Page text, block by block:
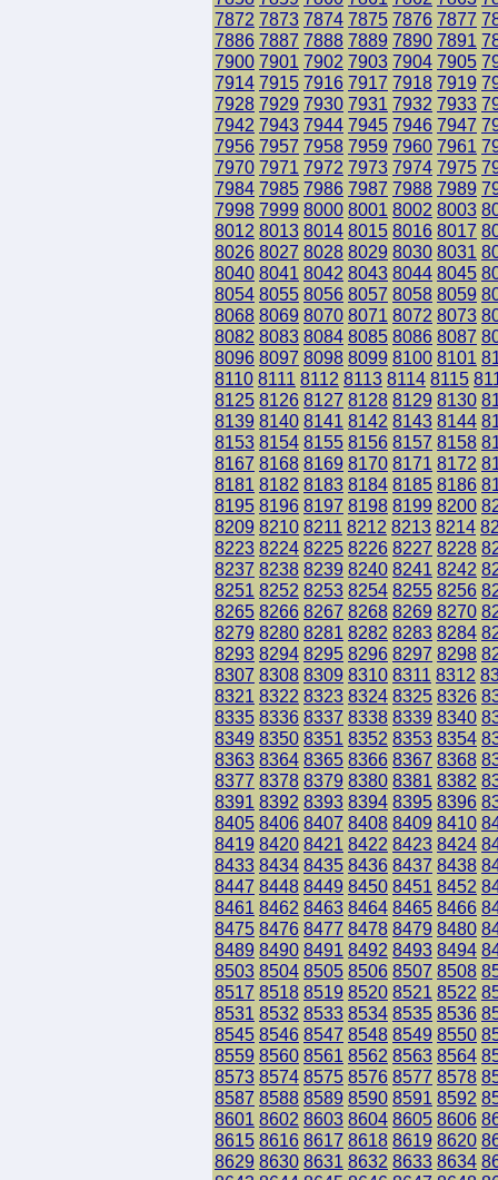
7872 7873 7874 7875 7876 7877
7886 7887 7888 7889 7890 7891
7900 7901 7902 7903 7904 7905
7914 7915 7916 7917 7918 7919
7928 7929 7930 7931 7932 7933
7942 7943 7944 7945 7946 7947
7956 7957 7958 7959 7960 7961
7970 7971 7972 7973 7974 7975
7984 7985 7986 7987 7988 7989
7998 7999 8000 8001 8002 8003
8012 8013 8014 8015 8016 8017
8026 8027 8028 8029 8030 8031
8040 8041 8042 8043 8044 8045
8054 8055 8056 8057 8058 8059
8068 8069 8070 8071 8072 8073
8082 8083 8084 8085 8086 8087
8096 8097 8098 8099 8100 8101
8110 8111 8112 8113 8114 8115
8125 8126 8127 8128 8129 8130
8139 8140 8141 8142 8143 8144
8153 8154 8155 8156 8157 8158
8167 8168 8169 8170 8171 8172
8181 8182 8183 8184 8185 8186
8195 8196 8197 8198 8199 8200
8209 8210 8211 8212 8213 8214
8223 8224 8225 8226 8227 8228
8237 8238 8239 8240 8241 8242
8251 8252 8253 8254 8255 8256
8265 8266 8267 8268 8269 8270
8279 8280 8281 8282 8283 8284
8293 8294 8295 8296 8297 8298
8307 8308 8309 8310 8311 8312
8321 8322 8323 8324 8325 8326
8335 8336 8337 8338 8339 8340
8349 8350 8351 8352 8353 8354
8363 8364 8365 8366 8367 8368
8377 8378 8379 8380 8381 8382
8391 8392 8393 8394 8395 8396
8405 8406 8407 8408 8409 8410
8419 8420 8421 8422 8423 8424
8433 8434 8435 8436 8437 8438
8447 8448 8449 8450 8451 8452
8461 8462 8463 8464 8465 8466
8475 8476 8477 8478 8479 8480
8489 8490 8491 8492 8493 8494
8503 8504 8505 8506 8507 8508
8517 8518 8519 8520 8521 8522
8531 8532 8533 8534 8535 8536
8545 8546 8547 8548 8549 8550
8559 8560 8561 8562 8563 8564
8573 8574 8575 8576 8577 8578
8587 8588 8589 8590 8591 8592
8601 8602 8603 8604 8605 8606
8615 8616 8617 8618 8619 8620
8629 8630 8631 8632 8633 8634